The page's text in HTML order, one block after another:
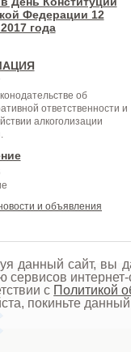
Федерации 12
года
об
ответственности и
алкоголизации
и объявления
данный сайт, вы
интернет-
с Политикой
покиньте данный